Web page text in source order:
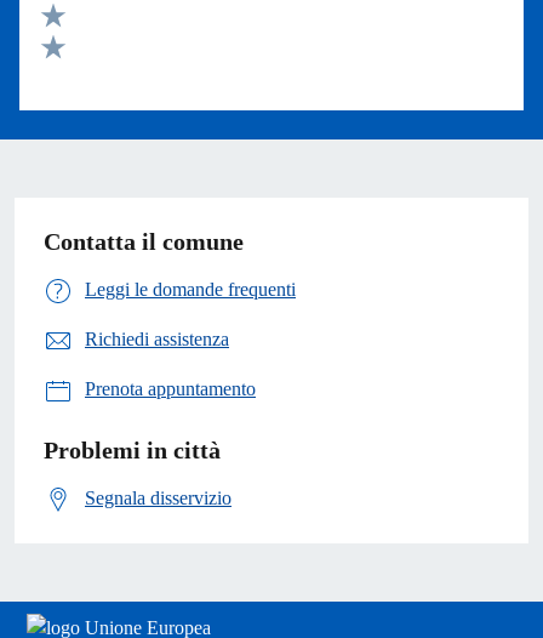
Valuta 3 stelle su 5
Valuta 2 stelle su 5
Contatta il comune
Leggi le domande frequenti
Richiedi assistenza
Prenota appuntamento
Problemi in città
Segnala disservizio